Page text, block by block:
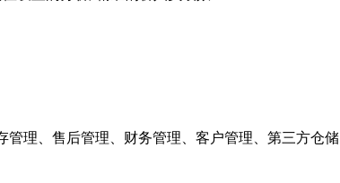
管理、售后管理、财务管理、客户管理、第三方仓储